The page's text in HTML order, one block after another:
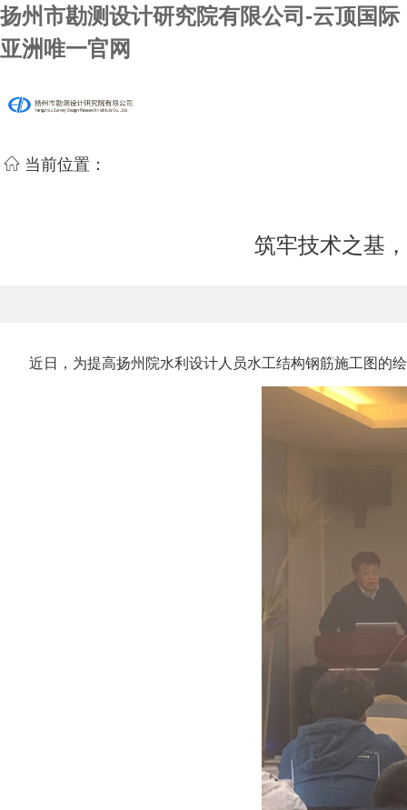
扬州市勘测设计研究院有限公司-云顶国际
亚洲唯一官网
当前位置：
筑牢技术之基
近日，为提高扬州院水利设计人员水工结构钢筋施工图的